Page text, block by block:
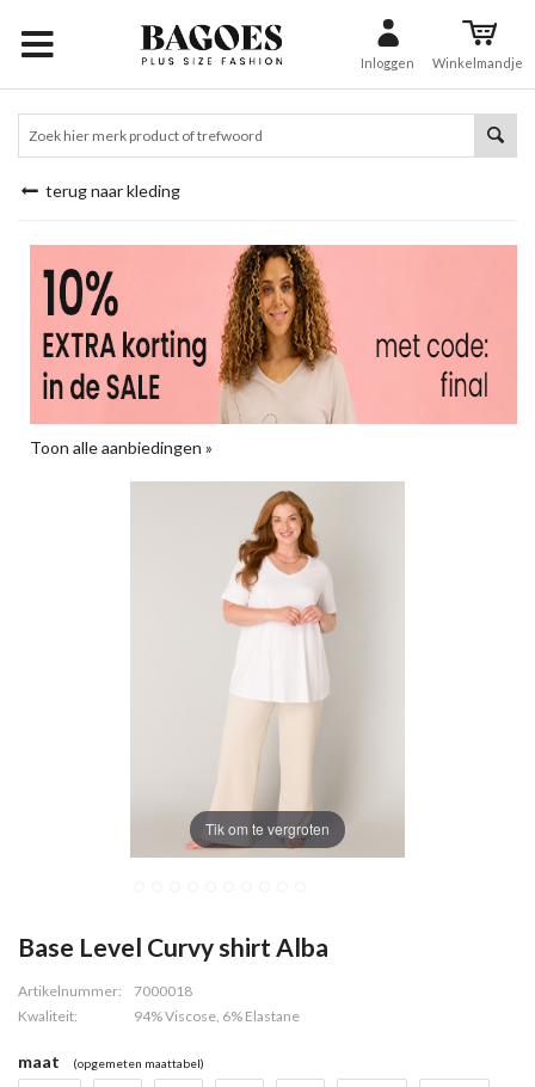
Inloggen Winkelmandje
terug naar kleding
Toon alle aanbiedingen »
Tik om te vergroten
Base Level Curvy shirt Alba
Artikelnummer:
7000018
Kwaliteit:
94% Viscose, 6% Elastane
maat (opgemeten maattabel)